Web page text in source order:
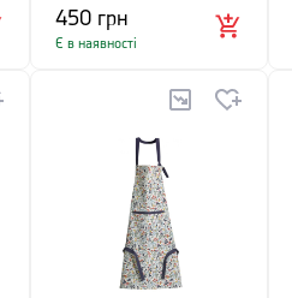
450 грн
Є в наявності